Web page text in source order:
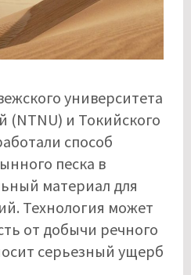
университета
(NTNU) и Токийского
способ
песка в
материал для
Технология может
от добычи речного
серьезный ущерб